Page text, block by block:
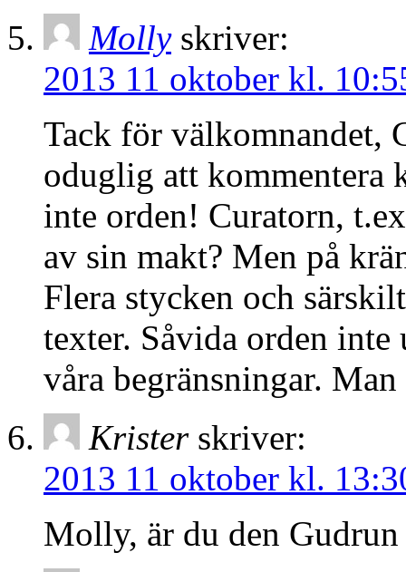
Molly skriver:
2013 11 oktober kl.
Tack för välkomnandet,
oduglig att kommentera
inte orden! Curatorn,
av sin makt? Men på
Flera stycken och
texter. Såvida orden
våra begränsningar.
Krister skriver:
2013 11 oktober kl.
Molly, är du den Gudrun